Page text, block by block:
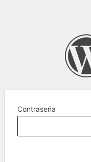
Contraseña